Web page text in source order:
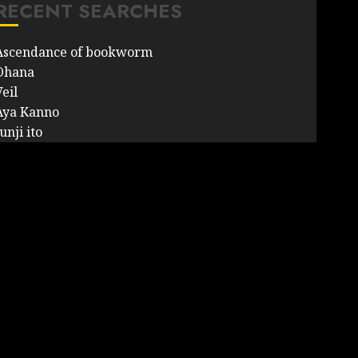
SEARCHES
of bookworm
Kanno
ito